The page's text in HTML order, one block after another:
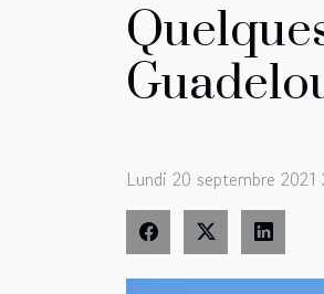
Lundi 20 septembre 2021